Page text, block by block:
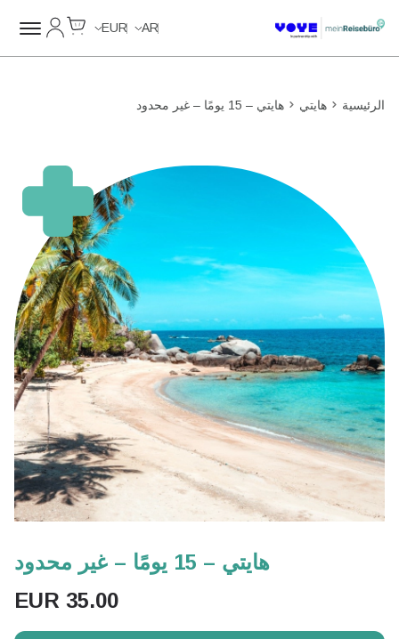
AR
EUR
الرئيسية هايتي هايتي – 15 يومًا – غير محدود
هايتي – 15 يومًا – غير محدود
EUR 35.00